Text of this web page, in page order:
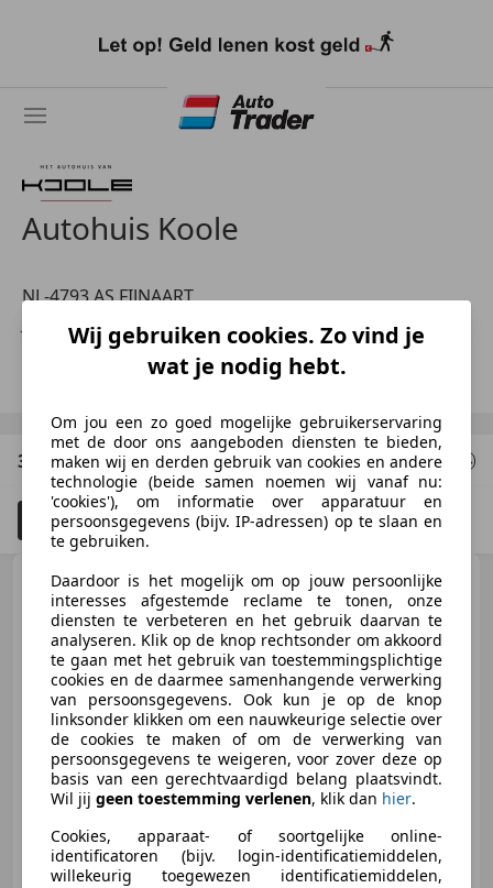
naar
Autohuis Koole
NL-4793 AS FIJNAART
Joris Westers
Toon nummer
3 Resultatenvoor uw zoekopdracht
Filteren 4 Schadeauto's tonen
Ducati Multistrada
1200| Desmo beurt
€ 7.480
03/2014 32.716 km Benzine 110 kW (150 PK)
Wij gebruiken cookies. Zo vind je
wat je nodig hebt.
Om jou een zo goed mogelijke gebruikerservaring
met de door ons aangeboden diensten te bieden,
maken wij en derden gebruik van cookies en andere
technologie (beide samen noemen wij vanaf nu:
'cookies'), om informatie over apparatuur en
persoonsgegevens (bijv. IP-adressen) op te slaan en
te gebruiken.
Daardoor is het mogelijk om op jouw persoonlijke
interesses afgestemde reclame te tonen, onze
diensten te verbeteren en het gebruik daarvan te
analyseren. Klik op de knop rechtsonder om akkoord
te gaan met het gebruik van toestemmingsplichtige
cookies en de daarmee samenhangende verwerking
van persoonsgegevens. Ook kun je op de knop
linksonder klikken om een nauwkeurige selectie over
de cookies te maken of om de verwerking van
persoonsgegevens te weigeren, voor zover deze op
basis van een gerechtvaardigd belang plaatsvindt.
Wil jij geen toestemming verlenen, klik dan hier.
Cookies, apparaat- of soortgelijke online-
identificatoren (bijv. login-identificatiemiddelen,
willekeurig toegewezen identificatiemiddelen,